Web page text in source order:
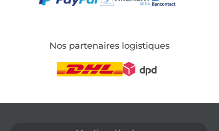
Nos partenaires logistiques